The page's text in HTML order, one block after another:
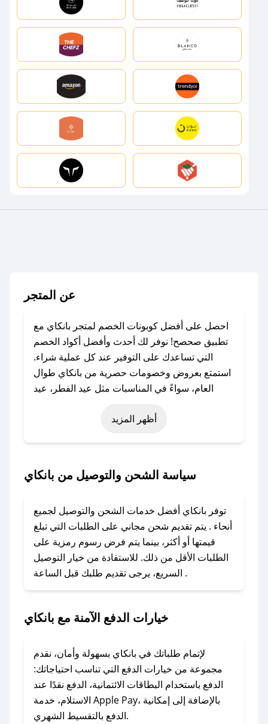
عن المتجر
احصل على أفضل كوبونات الخصم لمتجر بانكاي مع
تطبيق صحصح! نوفر لك أحدث وأفضل أكواد الخصم
التي تساعدك على التوفير عند كل عملية شراء.
استمتع بعروض وخصومات حصرية من بانكاي طوال
العام، سواءً في المناسبات مثل عيد الفطر، عيد
الأضحى، الجمعة البيضاء (شهر نوفمبر)، رمضان،
اليوم الوطني، يوم التأسيس، أو حتى عروض خاصة
باستخدام تطبيق صحصح، يمكنك العثور بسهولة على
تواصل معنا عبر تويتر أو البريد الإلكتروني لإضافته
بسرعة.
### كيفية استخدام كود خصم بانكاي؟
1. انسخ كود الخصم من تطبيق صحصح.
2. الصقه في خانة الدفع عند التسوق من بانكاي.
### ماذا أفعل إذا لم يعمل كود الخصم؟
الرسائل الخاصة على تويتر أو البريد الإلكتروني،
وسنقوم بحل المشكلة في أسرع وقت ممكن.
### ماذا أفعل إذا لم أجد كود خصم لمتجري
المفضل؟
أظهر المزيد
سياسة الشحن والتوصيل من بانكاي
توفر بانكاي أفضل خدمات الشحن والتوصيل لجميع
أنحاء . يتم تقديم شحن مجاني على الطلبات التي تبلغ
قيمتها أو أكثر، بينما يتم فرض رسوم رمزية على
الطلبات الأقل من ذلك. للاستفادة من خيار التوصيل
السريع، يرجى تقديم طلبك قبل الساعة .
خيارات الدفع الآمنة مع بانكاي
لإتمام طلباتك في بانكاي بسهولة وأمان، نقدم
مجموعة من خيارات الدفع التي تناسب احتياجاتك:
الدفع باستخدام البطاقات الائتمانية، الدفع نقدًا عند
الاستلام، خدمة Apple Pay، بالإضافة إلى إمكانية
الدفع بالتقسيط الشهري.